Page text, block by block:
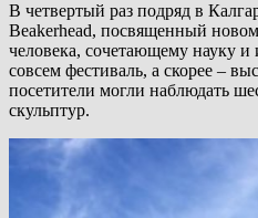
В четвертый раз подряд в
Beakerhead, посвященный
человека, сочетающему науку и
совсем фестиваль, а скорее –
посетители могли наблюдать
скульптур.